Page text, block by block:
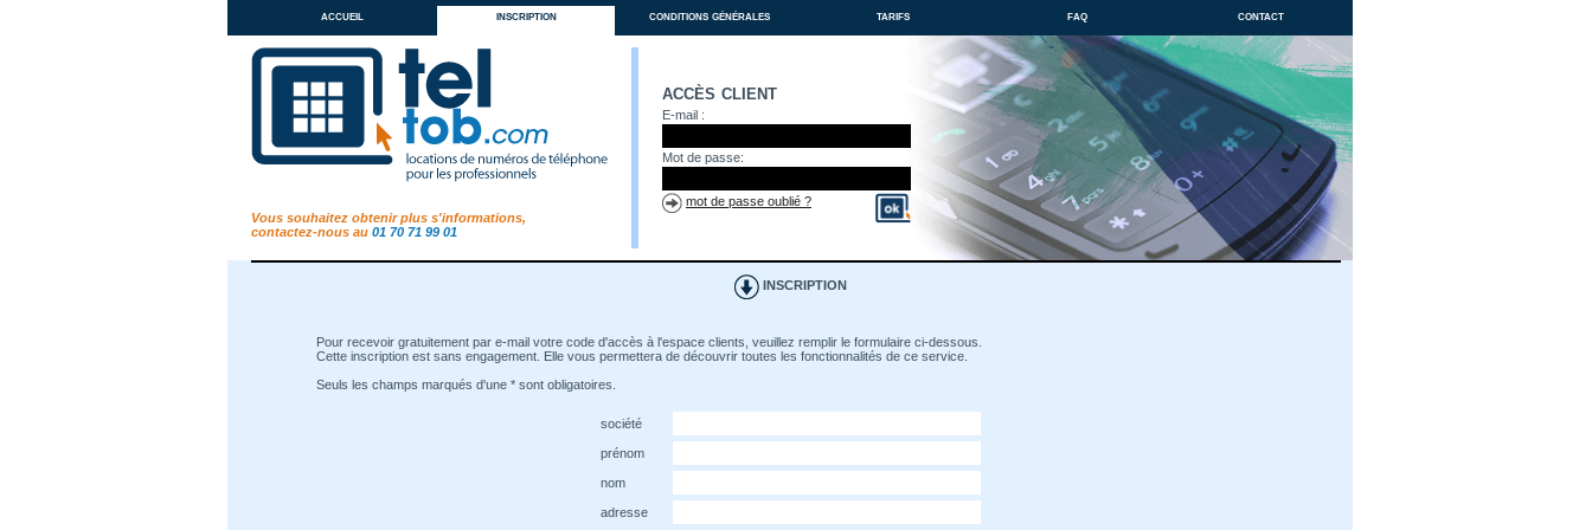
accueil inscription conditions générales tarifs faq contact
Vous souhaitez obtenir plus s'informations,
contactez-nous au 01 70 71 99 01
accès client
E-mail :
Mot de passe:
mot de passe oublié ?
INSCRIPTION
Pour recevoir gratuitement par e-mail votre code d'accès à l'espace clients, veuillez remplir le formulaire ci-dessous.
Cette inscription est sans engagement. Elle vous permettera de découvrir toutes les fonctionnalités de ce service.
Seuls les champs marqués d'une * sont obligatoires.
société
prénom
nom
adresse